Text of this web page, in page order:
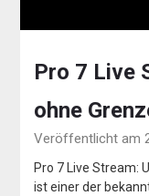
Pro 7 Live
ohne
Veröffentlicht am
Pro 7 Live Stream:
ist einer der